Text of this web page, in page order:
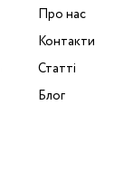
Про нас
Контакти
Статті
Блог